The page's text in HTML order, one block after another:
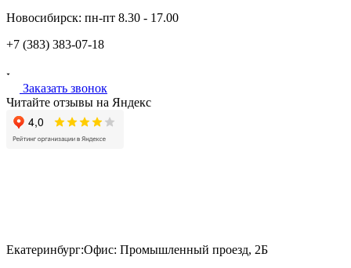
Новосибирск: пн-пт 8.30 - 17.00
+7 (383) 383-07-18
Заказать звонок
Читайте отзывы на Яндекс
Екатеринбург:Офис: Промышленный проезд, 2Б